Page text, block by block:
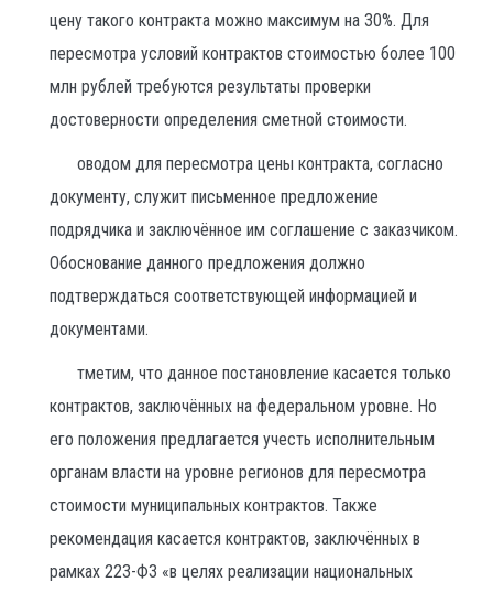
цену такого контракта можно максимум на 30%. Для
пересмотра условий контрактов стоимостью более 100
млн рублей требуются результаты проверки
достоверности определения сметной стоимости.
оводом для пересмотра цены контракта, согласно
документу, служит письменное предложение
подрядчика и заключённое им соглашение с заказчиком.
Обоснование данного предложения должно
подтверждаться соответствующей информацией и
документами.
тметим, что данное постановление касается только
контрактов, заключённых на федеральном уровне. Но
его положения предлагается учесть исполнительным
органам власти на уровне регионов для пересмотра
стоимости муниципальных контрактов. Также
рекомендация касается контрактов, заключённых в
рамках 223-ФЗ «в целях реализации национальных